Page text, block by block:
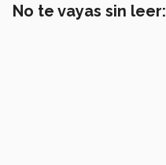
No te vayas sin leer: